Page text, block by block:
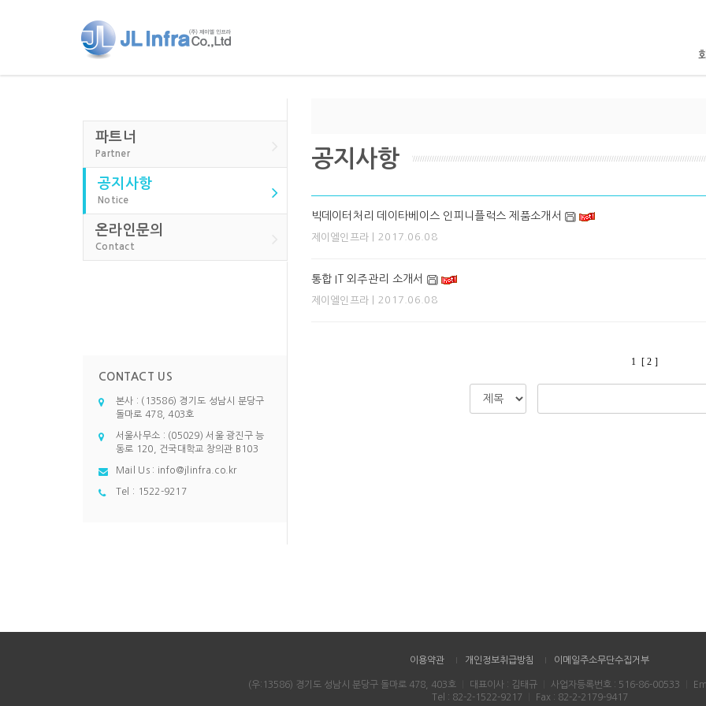
파트너
Partner
공지사항
Notice
온라인문의
Contact
CONTACT US
본사 : (13586) 경기도 성남시 분당구
돌마로 478, 403호
서울사무소 : (05029) 서울 광진구 능
동로 120, 건국대학교 창의관 B103
Mail Us : info@jlinfra.co.kr
Tel : 1522-9217
공지사항
빅데이터처리 데이타베이스 인피니플럭스 제품소개서
제이엘인프라 | 2017.06.08
통합 IT 외주관리 소개서
제이엘인프라 | 2017.06.08
1 [ 2 ]
이용약관 개인정보취급방침 이메일주소무단수집거부
(우:13586) 경기도 성남시 분당구 돌마로 478, 403호｜ 대표이사 : 김태규｜ 사업자등록번호 : 516-86-00533
Tel : 82-2-1522-9217
Fax : 82-2-2179-9417